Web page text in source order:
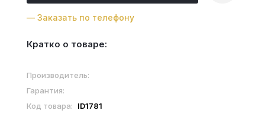
— Заказать по телефону
Кратко о товаре:
Производитель:
Гарантия:
Код товара:
ID1781